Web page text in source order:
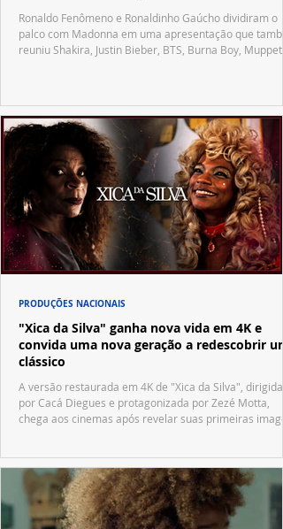
Ronaldo Fenômeno e Ronaldinho Gaúcho dividiram o
palco com Madonna em uma apresentação que
reuniu Shakira, Justin Bieber, BTS, Burna Boy, Muppets,
"Xica da Silva" ganha nova vida em 4K e
convida uma nova geração a redescobrir um
clássico
A versão restaurada em 4K de "Xica da Silva", dirigida
por Cacá Diegues e protagonizada por Zezé Motta,
chega aos cinemas após revelar suas primeiras
PRODUÇÕES NACIONAIS